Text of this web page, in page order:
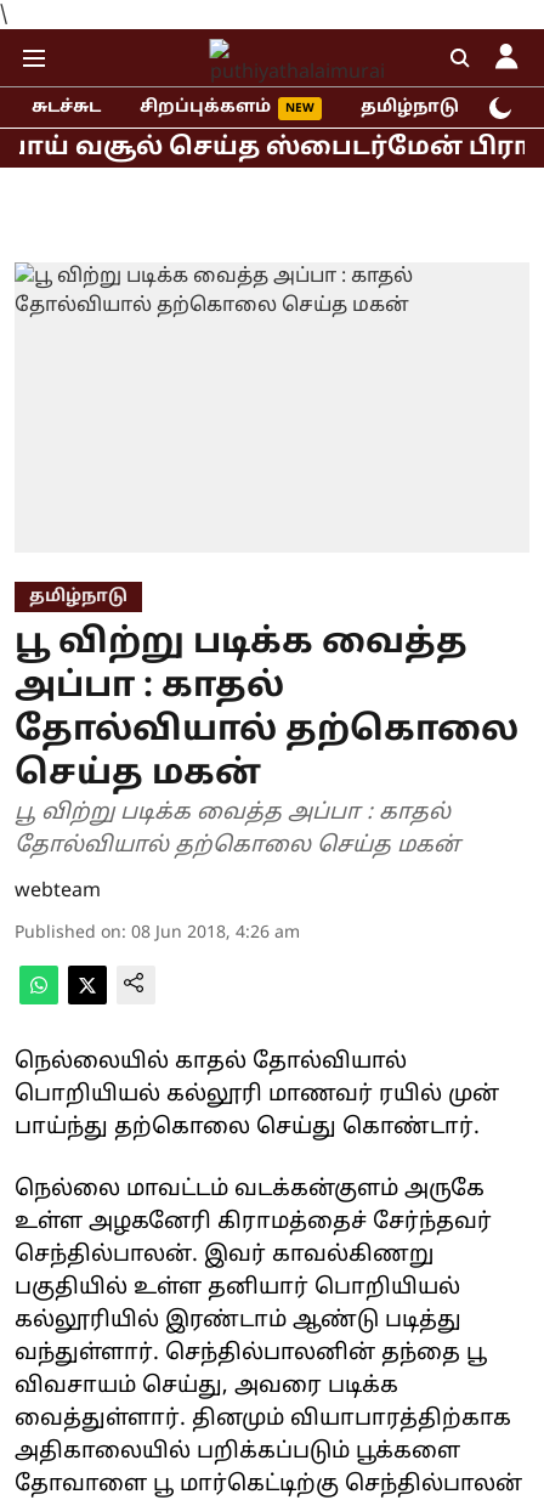
\
சுடச்சுட சிறப்புக்களம் தமிழ்நாடு
வசூல் செய்த ஸ்பைடர்மேன் பிராண்ட்
தமிழ்நாடு
பூ விற்று படிக்க வைத்த
அப்பா : காதல்
தோல்வியால் தற்கொலை
செய்த மகன்
பூ விற்று படிக்க வைத்த அப்பா : காதல்
தோல்வியால் தற்கொலை செய்த மகன்
webteam
Published on: 08 Jun 2018, 4:26 am
நெல்லையில் காதல் தோல்வியால்
பொறியியல் கல்லூரி மாணவர் ரயில் முன்
பாய்ந்து தற்கொலை செய்து கொண்டார்.
நெல்லை மாவட்டம் வடக்கன்குளம் அருகே
உள்ள அழகனேரி கிராமத்தைச் சேர்ந்தவர்
செந்தில்பாலன். இவர் காவல்கிணறு
பகுதியில் உள்ள தனியார் பொறியியல்
கல்லூரியில் இரண்டாம் ஆண்டு படித்து
வந்துள்ளார். செந்தில்பாலனின் தந்தை பூ
விவசாயம் செய்து, அவரை படிக்க
வைத்துள்ளார். தினமும் வியாபாரத்திற்காக
அதிகாலையில் பறிக்கப்படும் பூக்களை
தோவாளை பூ மார்கெட்டிற்கு செந்தில்பாலன்